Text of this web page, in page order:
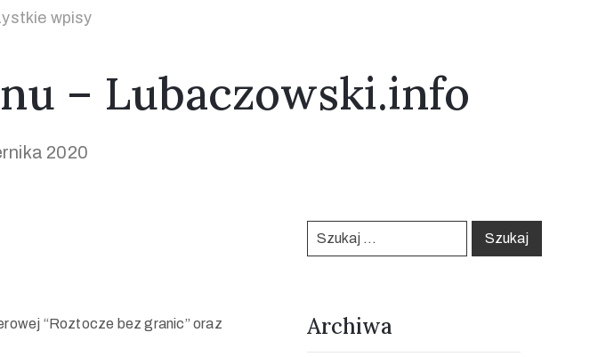
wpisy
– Lubaczowski.info
2020
“Roztocze bez granic” oraz
Archiwa